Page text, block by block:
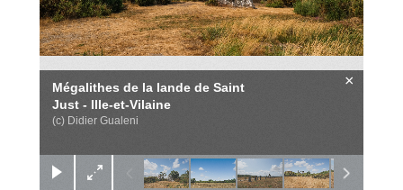
Mégalithes de la lande de Saint
Just - Ille-et-Vilaine
(c) Didier Gualeni
×